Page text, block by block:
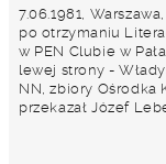
7.06.1981,
po otrzymaniu
w PEN Clubie w
lewej strony -
NN, zbiory Ośrodka
przekazał Józef